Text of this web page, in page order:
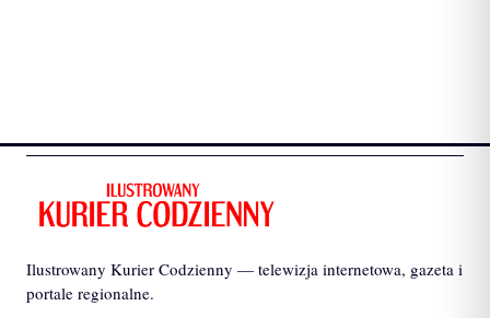
Ilustrowany Kurier Codzienny — telewizja internetowa, gazeta i
portale regionalne.